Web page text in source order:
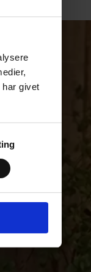
har givet